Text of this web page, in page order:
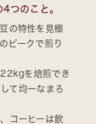
つのこと。
の特性を見極
ピークで煎り
22kgを焙煎でき
て均一なまろ
コーヒーは飲